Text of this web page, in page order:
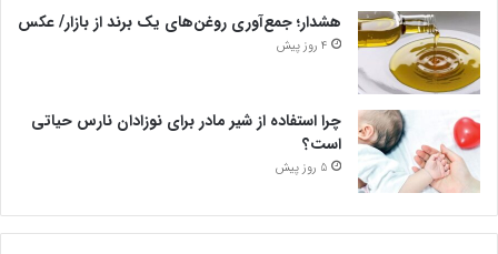
هشدار؛ جمع‌آوری روغن‌های یک برند از بازار/ عکس
4 روز پیش
چرا استفاده از شیر مادر برای نوزادان نارس حیاتی
است؟
5 روز پیش